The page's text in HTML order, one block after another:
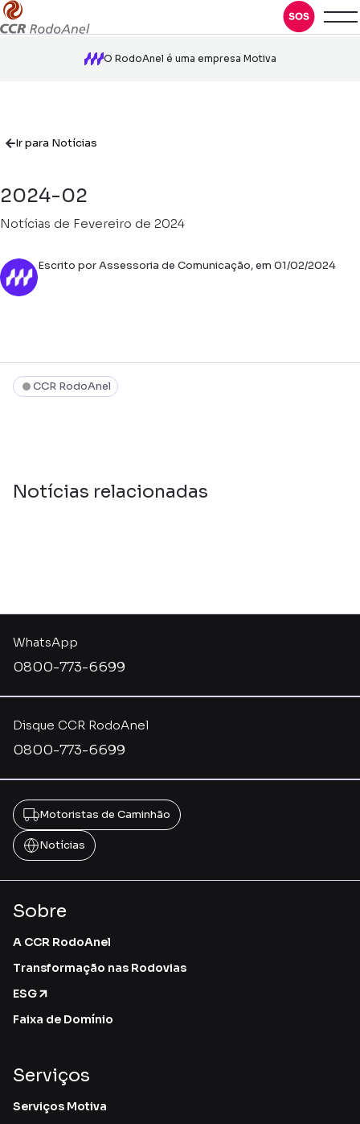
O RodoAnel é uma empresa Motiva
Ir para Notícias
2024-02
Notícias de Fevereiro de 2024
Escrito por Assessoria de Comunicação, em 01/02/2024
CCR RodoAnel
Notícias relacionadas
Disque CCR RodoAnel
0800-773-6699
WhatsApp
0800-773-6699
Motoristas de Caminhão
Notícias
Sobre
A CCR RodoAnel
Transformação nas Rodovias
ESG
Faixa de Domínio
Serviços
Serviços Motiva